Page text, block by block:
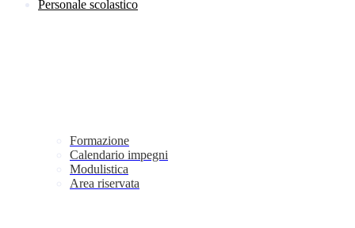
Personale scolastico
Formazione
Calendario impegni
Modulistica
Area riservata